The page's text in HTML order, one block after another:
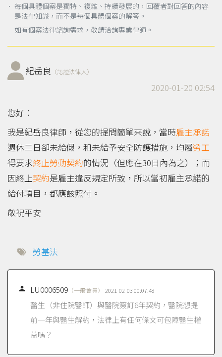
． 每個具體個案是獨特、複雜、持續發展的，回覆者對回答的內容
是法律知識，而不是每個具體個案的解答。
如有個案法律諮詢需求，敬請洽詢專業律師。
紀岳良 （認證法律人）
2020-01-20 02:54
您好：
我是紀岳良律師，從您的提問簡單來說，當時雇主承諾
週休二日卻未給假，和未給予安全防護措施，均屬勞工
得要求終止勞動契約的情況（但應在30日內為之）；而
因終止契約是雇主違反規定所致，所以當初雇主承諾的
給付項目，都應該照付。
敬祝平安
勞基法
 LU0006509 （一般會員） 2021-02-03 00:07:48
醫生（非住院醫師）與醫院簽訂6年契約，醫院想提
前一年與醫生解約，法律上有任何條文可包障醫生權
益嗎？